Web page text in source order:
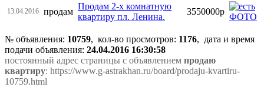
13.04.2016 продам
Продам 2-х комнатную
квартиру пл. Ленина.
3550000р
№ объявления: 10759, кол-во просмотров: 1176, дата и время
подачи объявления: 24.04.2016 16:30:58
постоянный адрес страницы с объявлением продаю
квартиру: https://www.g-astrakhan.ru/board/prodaju-kvartiru-
10759.html